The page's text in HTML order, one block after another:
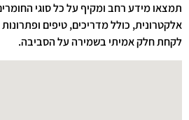
תמצאו מידע רחב ומקיף על כל סוגי
אלקטרונית, כולל מדריכים, טיפים
לקחת חלק אמיתי בשמירה על הסביבה.